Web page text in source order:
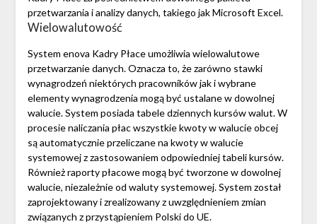
przetwarzania i analizy danych, takiego jak Microsoft Excel.
Wielowalutowość
System enova Kadry Płace umożliwia wielowalutowe
przetwarzanie danych. Oznacza to, że zarówno stawki
wynagrodzeń niektórych pracowników jak i wybrane
elementy wynagrodzenia mogą być ustalane w dowolnej
walucie. System posiada tabele dziennych kursów walut. W
procesie naliczania płac wszystkie kwoty w walucie obcej
są automatycznie przeliczane na kwoty w walucie
systemowej z zastosowaniem odpowiedniej tabeli kursów.
Również raporty płacowe mogą być tworzone w dowolnej
walucie, niezależnie od waluty systemowej. System został
zaprojektowany i zrealizowany z uwzględnieniem zmian
związanych z przystąpieniem Polski do UE.